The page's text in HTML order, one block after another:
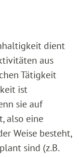
dient
aus
Tätigkeit
ist
sie auf
also eine
Weise besteht,
sind (z.B.